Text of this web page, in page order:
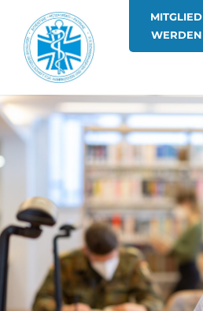
MITGLIED
WERDEN